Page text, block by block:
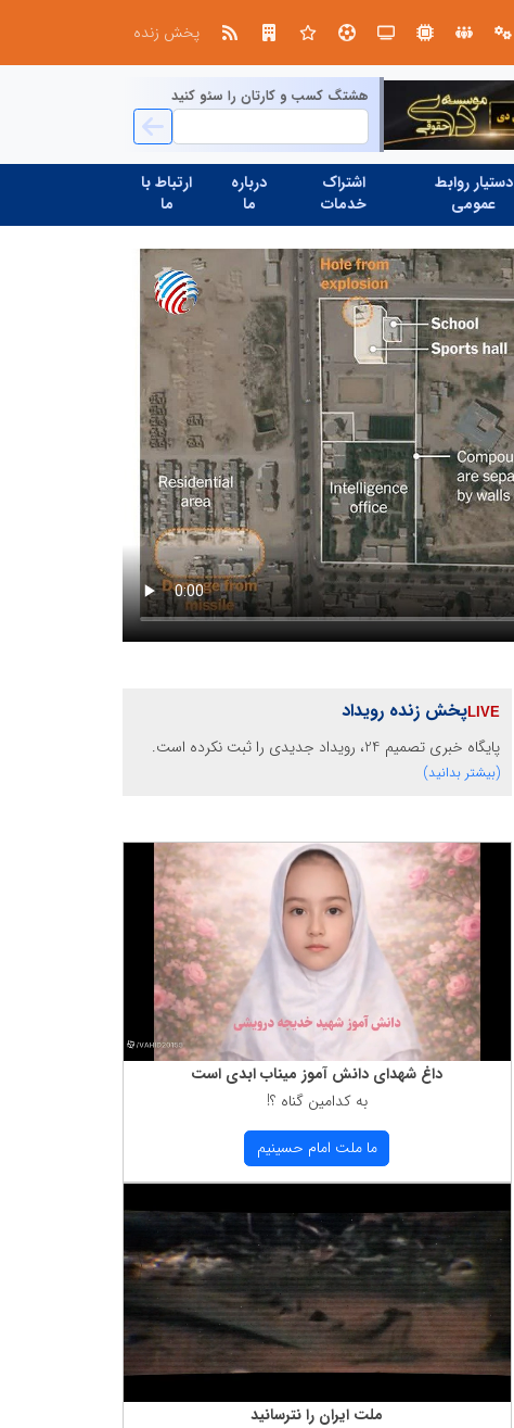
پخش زنده
هشتگ کسب و کارتان را سئو کنید
دستیار روابط
عمومی
اشتراک
خدمات
درباره
ما
ارتباط با
ما
پخش زنده رویداد
پایگاه خبری تصمیم 24، رویداد جدیدی را ثبت نکرده است.
(بیشتر بدانید)
داغ شهدای دانش آموز میناب ابدی است
به كدامین گناه ؟!
ما ملت امام حسینیم
ملت ایران را نترسانید